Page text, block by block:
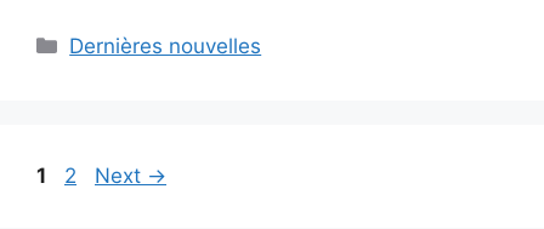
Categories
Dernières nouvelles
Page
1 Page
2 Next →